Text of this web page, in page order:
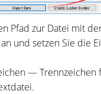
Pfad zur Datei mit
und setzen Sie die
— Trennzeichen